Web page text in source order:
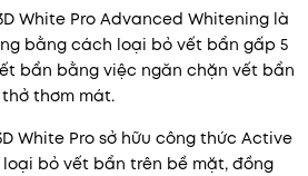
White Pro Advanced Whitening là
bằng cách loại bỏ vết bẩn gấp 5
bẩn bằng việc ngăn chặn vết bẩn
thơm mát.
White Pro sở hữu công thức Active
loại bỏ vết bẩn trên bề mặt, đồng